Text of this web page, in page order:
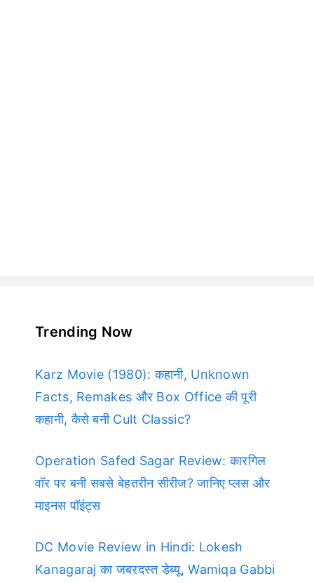
Trending Now
Karz Movie (1980): कहानी, Unknown
Facts, Remakes और Box Office की पूरी
कहानी, कैसे बनी Cult Classic?
Operation Safed Sagar Review: कारगिल
वॉर पर बनी सबसे बेहतरीन सीरीज? जानिए प्लस और
माइनस पॉइंट्स
DC Movie Review in Hindi: Lokesh
Kanagaraj का जबरदस्त डेब्यू, Wamiqa Gabbi